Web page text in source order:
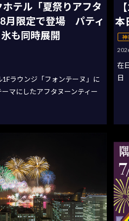
テル「夏祭りアフタ
月限定で登場 パティ
も同時展開
ラウンジ「フォンテーヌ」に
マにしたアフタヌーンティー
本
神
在
日